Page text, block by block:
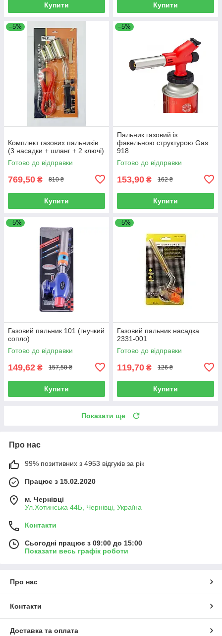
Купити Купити
–5%
Комплект газових пальників
(3 насадки + шланг + 2 ключі)
Готово до відправки
769,50 ₴ 810 ₴
Купити
–5%
Пальник газовий із
факельною структурою Gas
918
Готово до відправки
153,90 ₴ 162 ₴
Купити
–5%
Газовий пальник 101 (гнучкий
сопло)
Готово до відправки
149,62 ₴ 157,50 ₴
Купити
–5%
Газовий пальник насадка
2331-001
Готово до відправки
119,70 ₴ 126 ₴
Купити
Показати ще
Про нас
99% позитивних з 4953 відгуків за рік
Працює з 15.02.2020
м. Чернівці
Ул.Хотинська 44Б, Чернівці, Україна
Контакти
Сьогодні працює з 09:00 до 15:00
Показати весь графік роботи
Про нас
Контакти
Доставка та оплата